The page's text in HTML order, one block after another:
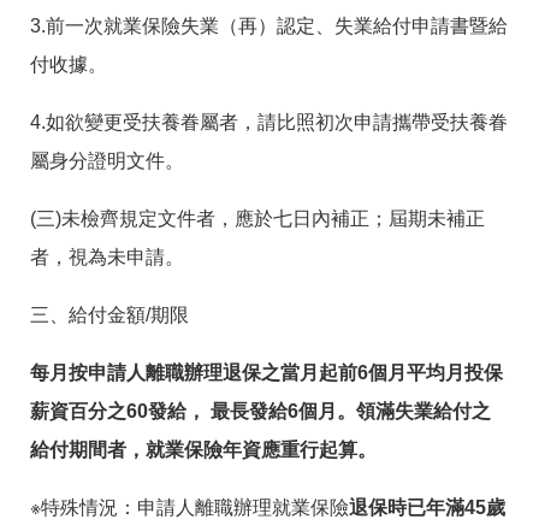
3.前一次就業保險失業（再）認定、失業給付申請書暨給
付收據。
4.如欲變更受扶養眷屬者，請比照初次申請攜帶受扶養眷
屬身分證明文件。
(三)未檢齊規定文件者，應於七日內補正；屆期未補正
者，視為未申請。
三、給付金額/期限
每月按申請人離職辦理退保之當月起前6個月平均月投保
薪資百分之60發給， 最長發給6個月。領滿失業給付之
給付期間者，就業保險年資應重行起算。
※特殊情況：申請人離職辦理就業保險退保時已年滿45歲